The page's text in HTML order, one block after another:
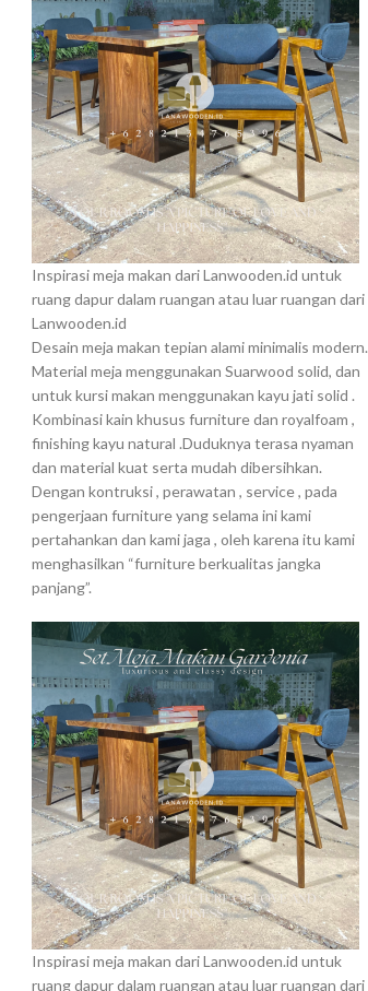
Inspirasi meja makan dari Lanwooden.id untuk
ruang dapur dalam ruangan atau luar ruangan dari
Lanwooden.id
Desain meja makan tepian alami minimalis modern.
Material meja menggunakan Suarwood solid, dan
untuk kursi makan menggunakan kayu jati solid .
Kombinasi kain khusus furniture dan royalfoam ,
finishing kayu natural .Duduknya terasa nyaman
dan material kuat serta mudah dibersihkan.
Dengan kontruksi , perawatan , service , pada
pengerjaan furniture yang selama ini kami
pertahankan dan kami jaga , oleh karena itu kami
menghasilkan “furniture berkualitas jangka
panjang”.
Inspirasi meja makan dari Lanwooden.id untuk
ruang dapur dalam ruangan atau luar ruangan dari